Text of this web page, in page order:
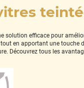
solution efficace pour
en apportant une
Découvrez tous les